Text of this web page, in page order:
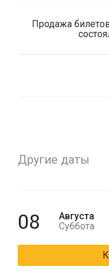
Продажа
Другие даты
08
Августа
Суббота